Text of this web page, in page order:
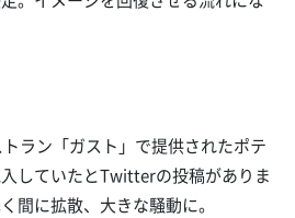
ラン「ガスト」で提供されたポテ
していたとTwitterの投稿がありま
間に拡散、大きな騒動に。